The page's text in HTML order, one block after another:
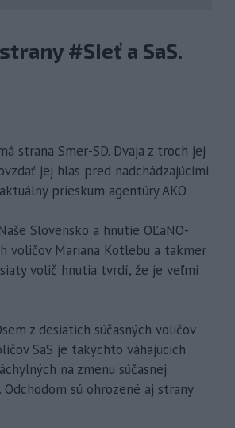
#Sieť a SaS.
strana Smer-SD. Dvaja z troch jej
jej hlas pred nadchádzajúcimi
prieskum agentúry AKO.
Slovensko a hnutie OĽaNO-
voličov Mariana Kotlebu a takmer
volič hnutia tvrdí, že je veľmi
z desiatich súčasných voličov
SaS je takýchto váhajúcich
na zmenu súčasnej
sú ohrozené aj strany